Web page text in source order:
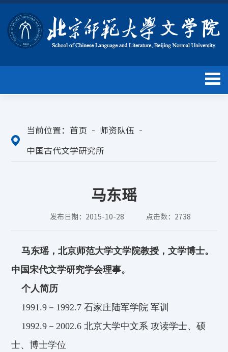
当前位置： 首页 师资队伍
中国古代文学研究所
马东瑶
发布日期：2015-10-28 点击数： 2738
马东瑶，北京师范大学文学院教授，文学博士。
中国宋代文学研究学会理事。
个人简历
1991.9 －1992.7 石家庄陆军学院 军训
1992.9 －2002.6 北京大学中文系 攻读学士、硕
士、博士学位